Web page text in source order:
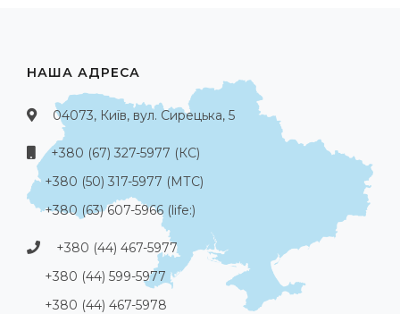
НАША АДРЕСА
04073, Київ, вул. Сирецька, 5
+380 (67) 327-5977 (КС)
+380 (50) 317-5977 (МТС)
+380 (63) 607-5966 (life:)
+380 (44) 467-5977
+380 (44) 599-5977
+380 (44) 467-5978